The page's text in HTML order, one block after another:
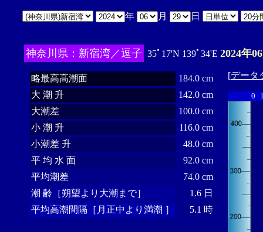
年 月 日
神奈川県：新宿湾／逗子 35ﾟ17'N 139ﾟ34'E 2024年
略最高高潮面
184.0 cm
大 潮 升
142.0 cm
大潮差
100.0 cm
小 潮 升
116.0 cm
小潮差 升
48.0 cm
平 均 水 面
92.0 cm
平均潮差
74.0 cm
潮 齢［朔望より大潮まで］
1.6 日
平均高潮間隔［月正中より満潮 ］
5.1 時
[データ
0